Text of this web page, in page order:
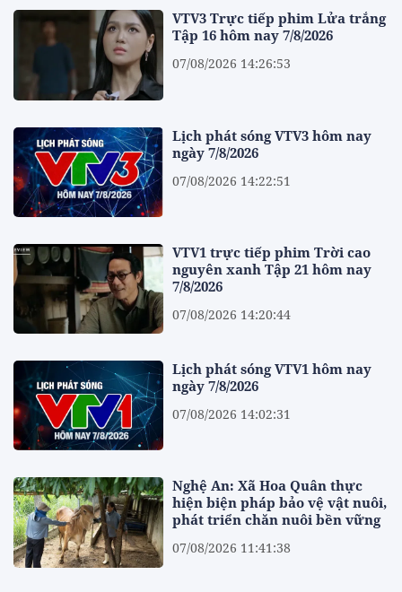
VTV3 Trực tiếp phim Lửa trắng
Tập 16 hôm nay 7/8/2026
07/08/2026 14:26:53
Lịch phát sóng VTV3 hôm nay
ngày 7/8/2026
07/08/2026 14:22:51
VTV1 trực tiếp phim Trời cao
nguyên xanh Tập 21 hôm nay
7/8/2026
07/08/2026 14:20:44
Lịch phát sóng VTV1 hôm nay
ngày 7/8/2026
07/08/2026 14:02:31
Nghệ An: Xã Hoa Quân thực
hiện biện pháp bảo vệ vật nuôi,
phát triển chăn nuôi bền vững
07/08/2026 11:41:38